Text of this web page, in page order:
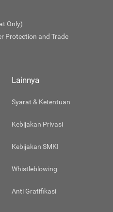
Only)
Protection and Trade
Lainnya
Syarat & Ketentuan
Kebijakan Privasi
Kebijakan SMKI
Whistleblowing
Anti Gratifikasi